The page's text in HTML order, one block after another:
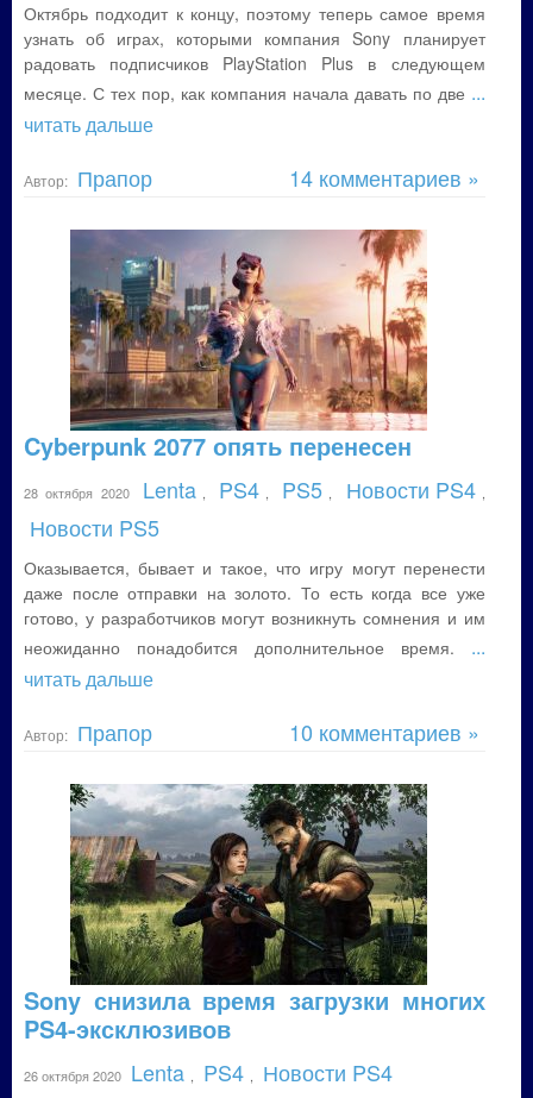
Октябрь подходит к концу, поэтому теперь самое время
узнать об играх, которыми компания Sony планирует
радовать подписчиков PlayStation Plus в следующем
месяце. С тех пор, как компания начала давать по две ...
читать дальше
Автор: Прапор 14 комментариев »
Cyberpunk 2077 опять перенесен
28 октября 2020 Lenta PS4 PS5 Новости PS4
Новости PS5
Оказывается, бывает и такое, что игру могут перенести
даже после отправки на золото. То есть когда все уже
готово, у разработчиков могут возникнуть сомнения и им
неожиданно понадобится дополнительное время. ...
читать дальше
Автор: Прапор 10 комментариев »
Sony снизила время загрузки многих
PS4-эксклюзивов
26 октября 2020 Lenta PS4 Новости PS4